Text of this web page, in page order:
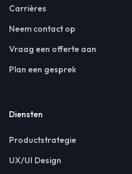
Carrières
Neem contact op
Vraag een offerte aan
Plan een gesprek
Diensten
Productstrategie
UX/UI Design